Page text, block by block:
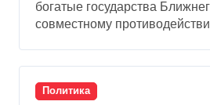
богатые государства
совместному
Политика